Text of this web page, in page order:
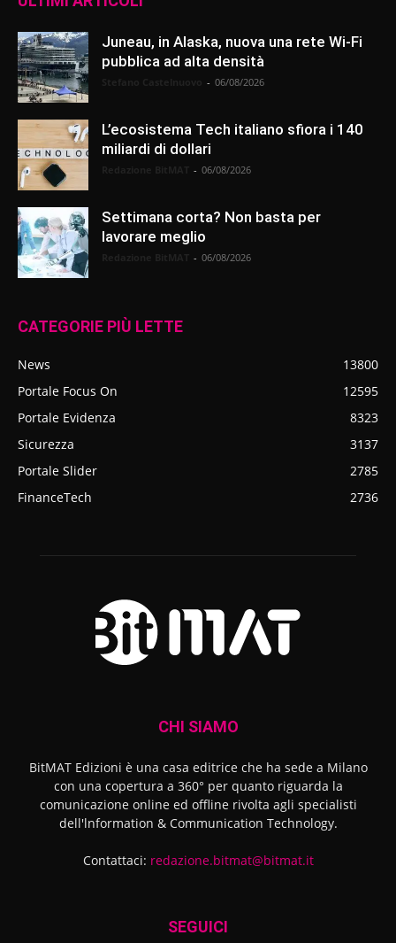
Juneau, in Alaska, nuova una rete Wi-Fi
pubblica ad alta densità
- 06/08/2026
L’ecosistema Tech italiano sfiora i 140
miliardi di dollari
- 06/08/2026
Settimana corta? Non basta per
lavorare meglio
- 06/08/2026
CATEGORIE PIÙ LETTE
News
13800
Portale Focus On
12595
Portale Evidenza
8323
Sicurezza
3137
Portale Slider
2785
FinanceTech
2736
CHI SIAMO
BitMAT Edizioni è una casa editrice che ha sede a Milano
con una copertura a 360° per quanto riguarda la
comunicazione online ed offline rivolta agli specialisti
dell'lnformation & Communication Technology.
Contattaci: redazione.bitmat@bitmat.it
SEGUICI